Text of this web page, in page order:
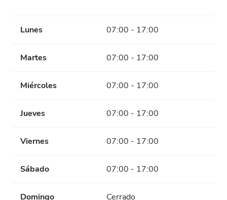
Lunes 07:00 - 17:00
Martes 07:00 - 17:00
Miércoles 07:00 - 17:00
Jueves 07:00 - 17:00
Viernes 07:00 - 17:00
Sábado 07:00 - 17:00
Domingo Cerrado